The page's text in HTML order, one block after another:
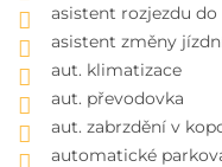
asistent rozjezdu do
asistent změny
aut. klimatizace
aut. převodovka
aut. zabrzdění v
automatické